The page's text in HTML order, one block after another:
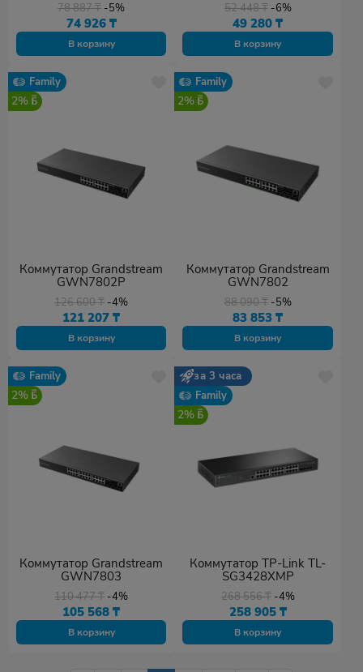
78 887₸ -5%
74 926 ₸
В корзину
52 448₸ -6%
49 280₸
В корзину
Family
2%
Коммутатор Grandstream
GWN7802P
126 600₸ -4%
121 207₸
В корзину
Family
2%
Коммутатор Grandstream
GWN7802
88 090₸ -5%
83 853₸
В корзину
Family
2%
Коммутатор Grandstream
GWN7803
110 477₸ -4%
105 568₸
В корзину
за 3 часа
Family
2%
Коммутатор TP-Link TL-
SG3428XMP
268 556₸ -4%
258 905 ₸
В корзину